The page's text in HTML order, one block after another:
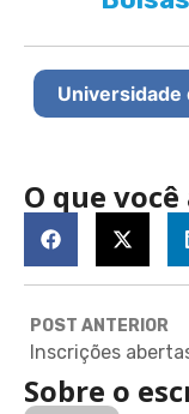
Universidade
O que
POST ANTERIOR
Sobre o